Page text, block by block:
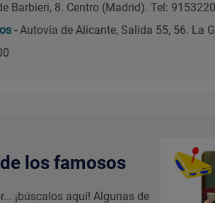
Barbieri, 8. Centro (Madrid). Tel:
-Autovía de Alicante, Salida 55, 56. La
los famosos
¡búscalos aquí! Algunas de